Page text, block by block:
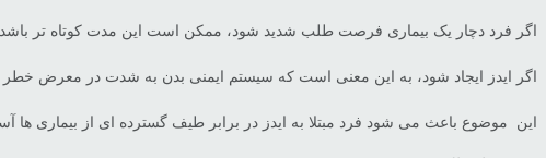
اگر فرد دچار یک بیماری فرصت طلب شدید شود، ممکن است این مدت کوتاه تر باشد. با
اگر ایدز ایجاد شود، به این معنی است که سیستم ایمنی بدن به شدت در معرض
این موضوع باعث می شود فرد مبتلا به ایدز در برابر طیف گسترده ای از بیماری ها